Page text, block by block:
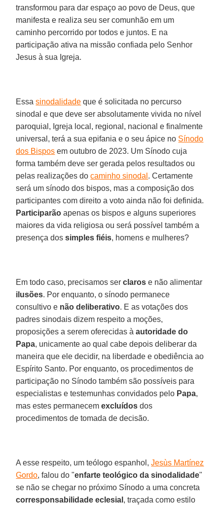
transformou para dar espaço ao povo de Deus, que
manifesta e realiza seu ser comunhão em um
caminho percorrido por todos e juntos. E na
participação ativa na missão confiada pelo Senhor
Jesus à sua Igreja.
Essasinodalidade que é solicitada no percurso
sinodal e que deve ser absolutamente vivida no nível
paroquial, Igreja local, regional, nacional e finalmente
universal, terá a sua epifania e o seu ápice no Sínodo
dos Bispos em outubro de 2023. Um Sínodo cuja
forma também deve ser gerada pelos resultados ou
pelas realizações docaminho sinodal . Certamente
será um sínodo dos bispos, mas a composição dos
participantes com direito a voto ainda não foi definida.
Participarão apenas os bispos e alguns superiores
maiores da vida religiosa ou será possível também a
presença dossimples fiéis, homens e mulheres?
Em todo caso, precisamos serclaros e não alimentar
ilusões. Por enquanto, o sínodo permanece
consultivo e não deliberativo. E as votações dos
padres sinodais dizem respeito a moções,
proposições a serem oferecidas àautoridade do
Papa, unicamente ao qual cabe depois deliberar da
maneira que ele decidir, na liberdade e obediência ao
Espírito Santo. Por enquanto, os procedimentos de
participação no Sínodo também são possíveis para
especialistas e testemunhas convidados pelo Papa,
mas estes permanecemexcluídos dos
procedimentos de tomada de decisão.
A esse respeito, um teólogo espanhol,Jesùs Martínez
Gordo, falou do "enfarte teológico da sinodalidade"
se não se chegar no próximo Sínodo a uma concreta
corresponsabilidade eclesial , traçada como estilo